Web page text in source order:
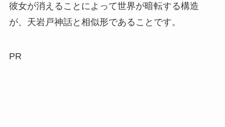
彼女が消えることによって世界が暗転する構造
が、天岩戸神話と相似形であることです。
PR